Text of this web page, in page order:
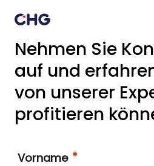
Nehmen Sie
auf und
von unserer
profitieren
Vorname